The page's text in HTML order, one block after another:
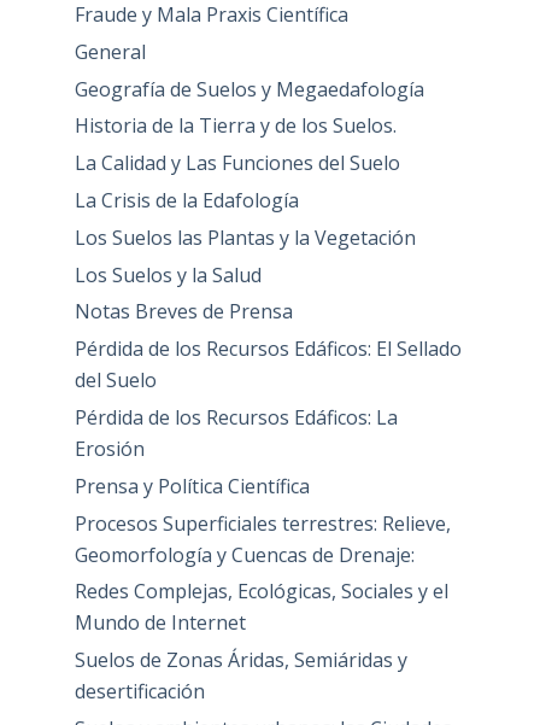
Fraude y Mala Praxis Científica
General
Geografía de Suelos y Megaedafología
Historia de la Tierra y de los Suelos.
La Calidad y Las Funciones del Suelo
La Crisis de la Edafología
Los Suelos las Plantas y la Vegetación
Los Suelos y la Salud
Notas Breves de Prensa
Pérdida de los Recursos Edáficos: El Sellado
del Suelo
Pérdida de los Recursos Edáficos: La
Erosión
Prensa y Política Científica
Procesos Superficiales terrestres: Relieve,
Geomorfología y Cuencas de Drenaje:
Redes Complejas, Ecológicas, Sociales y el
Mundo de Internet
Suelos de Zonas Áridas, Semiáridas y
desertificación